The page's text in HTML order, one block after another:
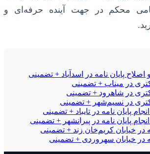
محکم در جهت آینده حرفه‌ای و
اصلاح پایان نامه در اسدآباد + تضمینی
در میناب + تضمینی
در شاهرود + تضمینی
در نسیم‌شهر + تضمینی
پایان نامه در تایباد + تضمینی
پایان نامه در پیرانشهر + تضمینی
در خیابان کریم‌خان زند + تضمینی
در خیابان سهروردی + تضمینی